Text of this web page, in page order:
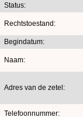
Status:
Rechtstoestand:
Begindatum:
Naam:
Adres van de zetel:
Telefoonnummer: